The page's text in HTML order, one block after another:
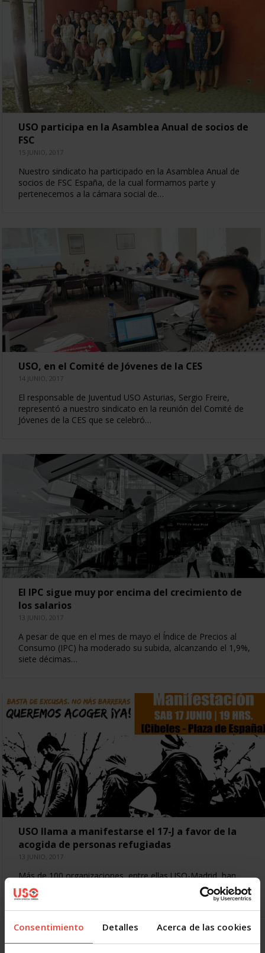
Consentimiento Detalles Acerca de las cookies
USO participa en la Asamblea Anual de socios de
FSC
15 JUNIO, 2017
Nuestro sindicato ha participado en la Asamblea Anual de
socios de FSC España, de la cual formamos parte y
pertenecemos a la cámara social de…
USO, en el Comité de Jóvenes de la CES
14 JUNIO, 2017
El responsable de Juventud USO Asturias, Sergio Freire,
representó a nuestro sindicato en la reunión del Comité de
Jóvenes de la CES que se celebró…
El IPC sigue muy por encima del crecimiento de
los salarios
13 JUNIO, 2017
A pesar de que en el mes de mayo el Índice de Precios al
Consumo (IPC) ha moderado su subida, alcanzando el 1,9%,
siete décimas…
USO llama a manifestarse el 17-J a favor de la
acogida de personas refugiadas
13 JUNIO, 2017
Más de 100 organizaciones, entre ellas USO-Madrid, han
convocado una manifestación en la capital de España para
el próximo sábado, día 17 de junio, a…
« Primero Anterior 21 22 23
24